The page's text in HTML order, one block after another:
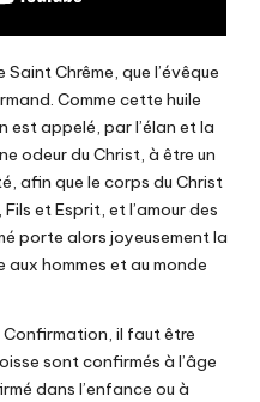
Chrême, que l’évêque
Comme cette huile
est appelé, par l’élan et la
odeur du Christ, à être un
afin que le corps du Christ
et Esprit, et l’amour des
porte alors joyeusement la
hommes et au monde
Confirmation, il faut être
sont confirmés à l’âge
dans l’enfance ou à